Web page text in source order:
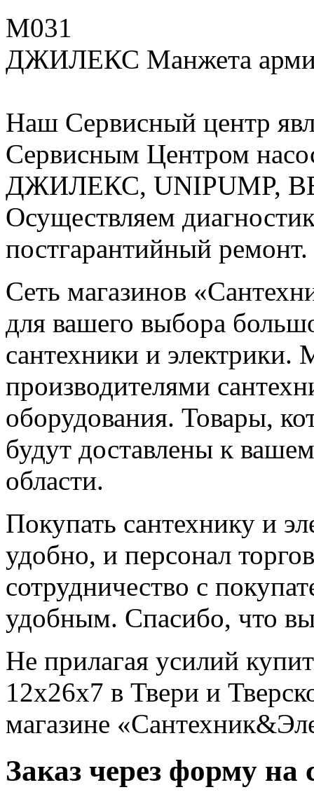
М031
ДЖИЛЕКС Манжета
Наш Сервисный центр
Сервисным Центром
ДЖИЛЕКС, UNIPUMP,
Осуществляем
постгарантийный ремонт.
Сеть магазинов
для вашего выбора
сантехники и
производителями
оборудования. Товары,
будут доставлены к
области.
Покупать сантехнику и
удобно, и персонал
сотрудничество с
удобным. Спасибо, что
Не прилагая усилий
12х26х7 в Твери и
магазине
Заказ через форму на